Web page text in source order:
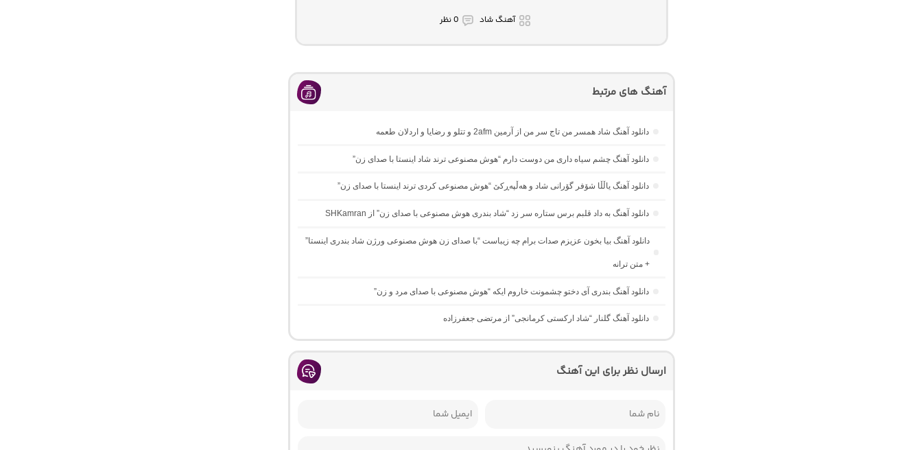
آهنگ شاد 0 نظر
آهنگ های مرتبط
دانلود آهنگ شاد همسر من تاج سر من از آرمین 2afm و تتلو و رضایا و اردلان طعمه
دانلود آهنگ چشم سیاه داری من دوست دارم “هوش مصنوعی ترند شاد اینستا با صدای زن”
دانلود آهنگ یاڵڵا شۆفر گۆرانی شاد و هەڵپەڕکێ “هوش مصنوعی کردی ترند اینستا با صدای زن”
دانلود آهنگ به داد قلبم برس ستاره سر زد “شاد بندری هوش مصنوعی با صدای زن” از SHKamran
دانلود آهنگ بیا بخون عزیزم صدات برام چه زیباست “با صدای زن هوش مصنوعی ورژن شاد بندری اینستا”
+ متن ترانه
دانلود آهنگ بندری آی دختو چشمونت خاروم ایکه “هوش مصنوعی با صدای مرد و زن”
دانلود آهنگ گلنار “شاد ارکستی کرمانجی” از مرتضی جعفرزاده
ارسال نظر برای این آهنگ